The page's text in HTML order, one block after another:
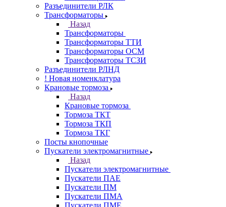
Разъединители РЛК
Трансформаторы
Назад
Трансформаторы
Трансформаторы ТТИ
Трансформаторы ОСМ
Трансформаторы ТСЗИ
Разъединители РЛНД
! Новая номенклатура
Крановые тормоза
Назад
Крановые тормоза
Тормоза ТКТ
Тормоза ТКП
Тормоза ТКГ
Посты кнопочные
Пускатели электромагнитные
Назад
Пускатели электромагнитные
Пускатели ПАЕ
Пускатели ПМ
Пускатели ПМА
Пускатели ПМЕ